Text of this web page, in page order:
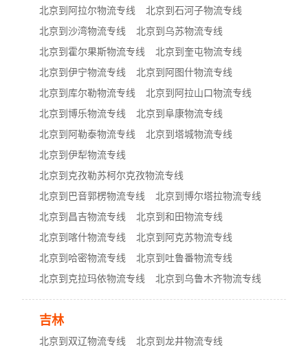
北京到阿拉尔物流专线
北京到石河子物流专线
北京到沙湾物流专线
北京到乌苏物流专线
北京到霍尔果斯物流专线
北京到奎屯物流专线
北京到伊宁物流专线
北京到阿图什物流专线
北京到库尔勒物流专线
北京到阿拉山口物流专线
北京到博乐物流专线
北京到阜康物流专线
北京到阿勒泰物流专线
北京到塔城物流专线
北京到伊犁物流专线
北京到克孜勒苏柯尔克孜物流专线
北京到巴音郭楞物流专线
北京到博尔塔拉物流专线
北京到昌吉物流专线
北京到和田物流专线
北京到喀什物流专线
北京到阿克苏物流专线
北京到哈密物流专线
北京到吐鲁番物流专线
北京到克拉玛依物流专线
北京到乌鲁木齐物流专线
吉林
北京到双辽物流专线
北京到龙井物流专线